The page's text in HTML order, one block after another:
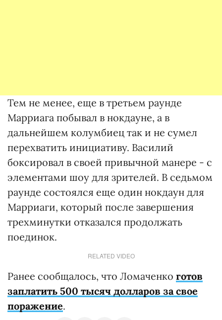
Тем не менее, еще в третьем раунде
Марриага побывал в нокдауне, а в
дальнейшем колумбиец так и не сумел
перехватить инициативу. Василий
боксировал в своей привычной манере - с
элементами шоу для зрителей. В седьмом
раунде состоялся еще один нокдаун для
Марриаги, который после завершения
трехминутки отказался продолжать
поединок.
RELATED VIDEO
Ранее сообщалось, что Ломаченко готов
заплатить 500 тысяч долларов за свое
поражение.